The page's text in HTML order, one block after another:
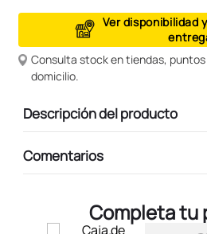
Ver disponibilidad
Consulta stock en tiendas, puntos
domicilio.
Descripción del producto
Comentarios
Completa tu
9.
peluche
10. kuromi